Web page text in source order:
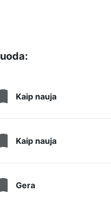
Kaip nauja
Kaip nauja
Gera